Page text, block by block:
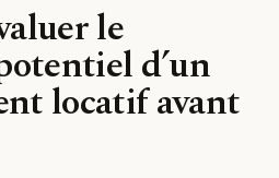
le
d’un
locatif avant